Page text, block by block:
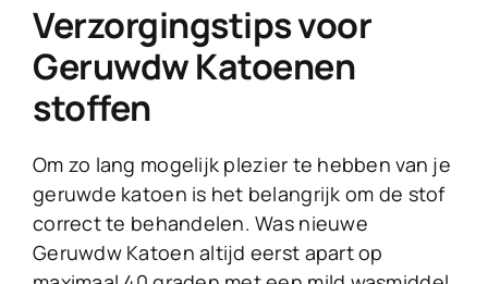
Verzorgingstips voor
Geruwdw Katoenen
stoffen
Om zo lang mogelijk plezier te hebben van je
geruwde katoen is het belangrijk om de stof
correct te behandelen. Was nieuwe
Geruwdw Katoen altijd eerst apart op